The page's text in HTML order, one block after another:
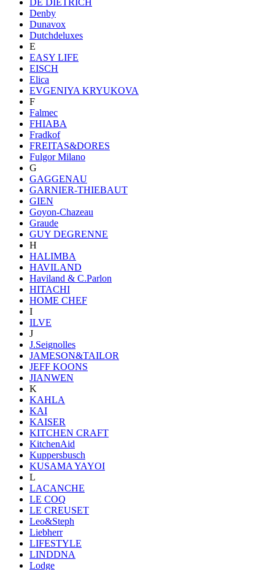
Denby
Dunavox
Dutchdeluxes
E
EASY LIFE
EISCH
Elica
EVGENIYA KRYUKOVA
F
Falmec
FHIABA
Fradkof
FREITAS&DORES
Fulgor Milano
G
GAGGENAU
GARNIER-THIEBAUT
GIEN
Goyon-Chazeau
Graude
GUY DEGRENNE
H
HALIMBA
HAVILAND
Haviland & C.Parlon
HITACHI
HOME CHEF
I
ILVE
J
J.Seignolles
JAMESON&TAILOR
JEFF KOONS
JIANWEN
K
KAHLA
KAI
KAISER
KITCHEN CRAFT
KitchenAid
Kuppersbusch
KUSAMA YAYOI
L
LACANCHE
LE COQ
LE CREUSET
Leo&Steph
Liebherr
LIFESTYLE
LINDDNA
Lodge